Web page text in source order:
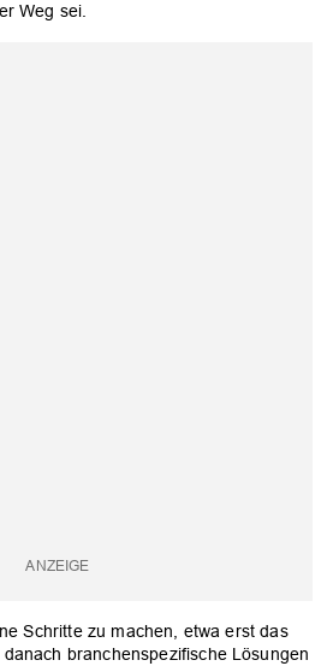
Weg sei.
Schritte zu machen, etwa erst das
branchenspezifische Lösungen